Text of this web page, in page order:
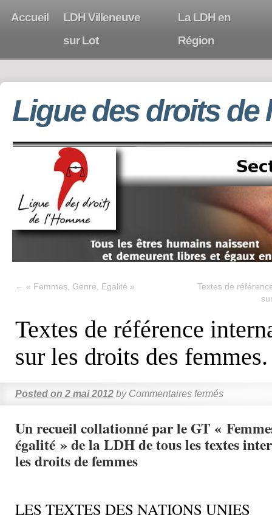
Accueil
LDH Villeneuve
sur Lot
La LDH en
Région
Ligue des droits de
← « Femmes, Genre, Egalité »
Textes de
Textes de référence
sur les droits des femmes.
Posted on 2 mai 2012 by Commentaires fermés
Un recueil collationné par le GT «
égalité » de la LDH de tous les textes
les droits de femmes
LES TEXTES DES NATIONS UNIES